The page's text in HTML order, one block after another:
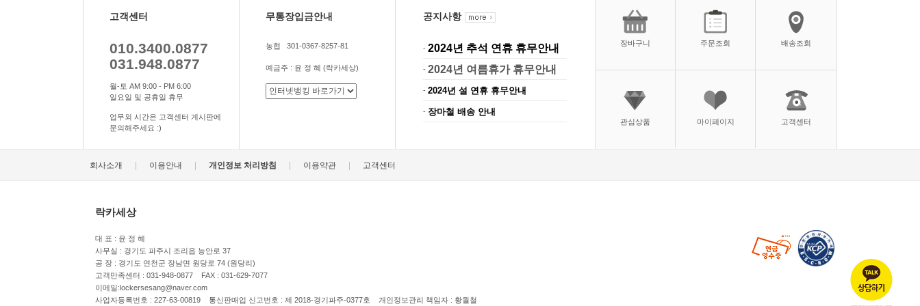
고객센터
010.3400.0877
031.948.0877
월-토 AM 9:00 - PM 6:00
일요일 및 공휴일 휴무
업무외 시간은 고객센터 게시판에
문의해주세요 :)
무통장입금안내
농협 301-0367-8257-81
예금주 : 윤 정 혜 (락카세상)
공지사항
- 2024년 추석 연휴 휴무안내
- 2024년 여름휴가 휴무안내
- 2024년 설 연휴 휴무안내
- 장마철 배송 안내
장바구니 주문조회 배송조회
관심상품 마이페이지 고객센터
회사소개 이용안내 개인정보 처리방침 이용약관 고객센터
락카세상
대 표 : 윤 정 혜
사무실 : 경기도 파주시 조리읍 능안로 37
공 장 : 경기도 연천군 장남면 원당로 74 (원당리)
고객만족센터 : 031-948-0877 FAX : 031-629-7077
이메일:lockersesang@naver.com
사업자등록번호 : 227-63-00819 통신판매업 신고번호 : 제 2018-경기파주-0377호 개인정보관리 책임자 : 황월철